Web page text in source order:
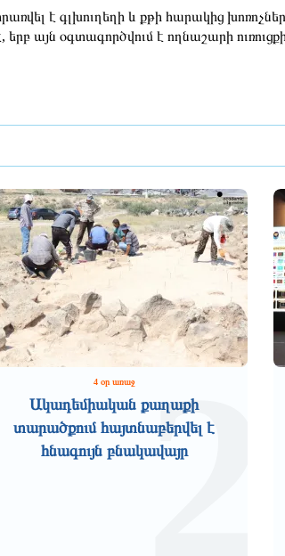
է գլխուղեղի և քթի հարակից
այն օգտագործվում է ողնաշարի
4 օր առաջ
Ակադեմիական քաղաքի
տարածքում հայտնաբերվել է
հնագույն բնակավայր
2